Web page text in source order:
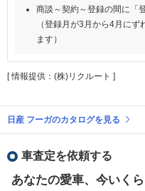
商談～契約～登録の間に「
（登録月が3月から4月に
ます）
[ 情報提供：(株)リクルート ]
日産 フーガのカタログを見る
車査定を依頼する
あなたの愛車、今いくら